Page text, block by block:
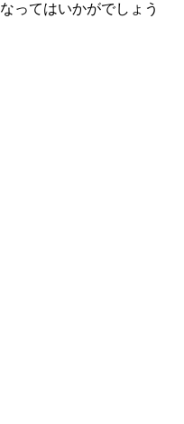
ってはいかがでしょう